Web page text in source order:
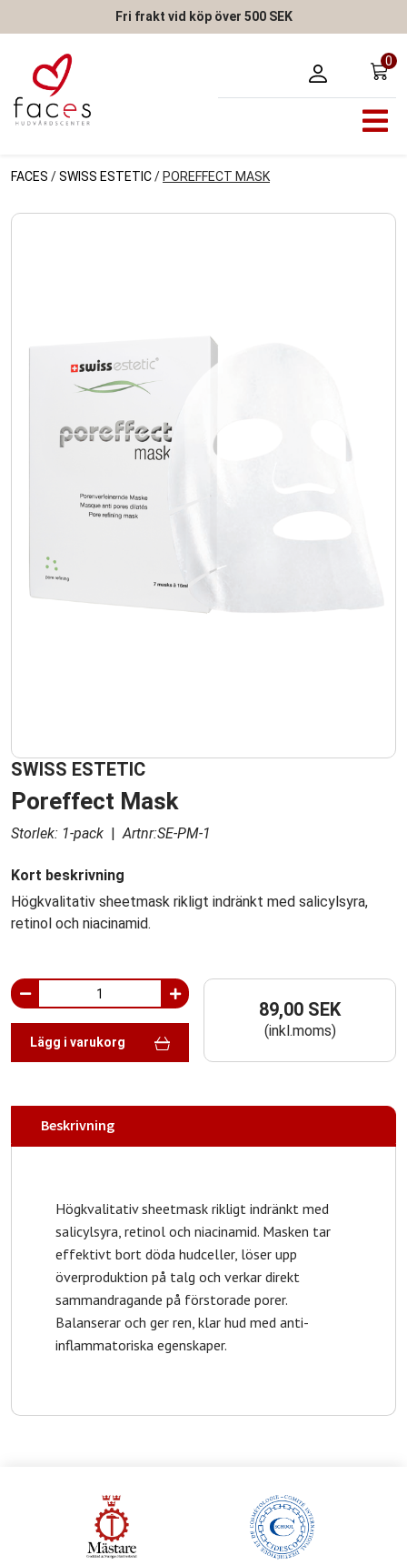
Fri frakt vid köp över 500 SEK
0
FACES /SWISS ESTETIC/ POREFFECT MASK
SWISS ESTETIC
Poreffect Mask
Storlek: 1-pack | Artnr:SE-PM-1
Kort beskrivning
Högkvalitativ sheetmask rikligt indränkt med salicylsyra,
retinol och niacinamid.
Lägg i varukorg
89,00 SEK
(inkl.moms)
Beskrivning
Högkvalitativ sheetmask rikligt indränkt med
salicylsyra, retinol och niacinamid. Masken tar
effektivt bort döda hudceller, löser upp
överproduktion på talg och verkar direkt
sammandragande på förstorade porer.
Balanserar och ger ren, klar hud med anti-
inflammatoriska egenskaper.